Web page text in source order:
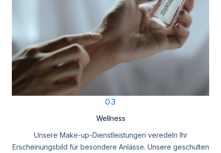
03
Wellness
Unsere Make-up-Dienstleistungen veredeln Ihr
Erscheinungsbild für besondere Anlässe. Unsere geschulten